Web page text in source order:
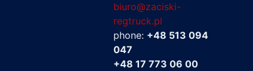
biuro@zaciski-
regtruck.pl
phone: +48 513 094
047
+48 17 773 06 00